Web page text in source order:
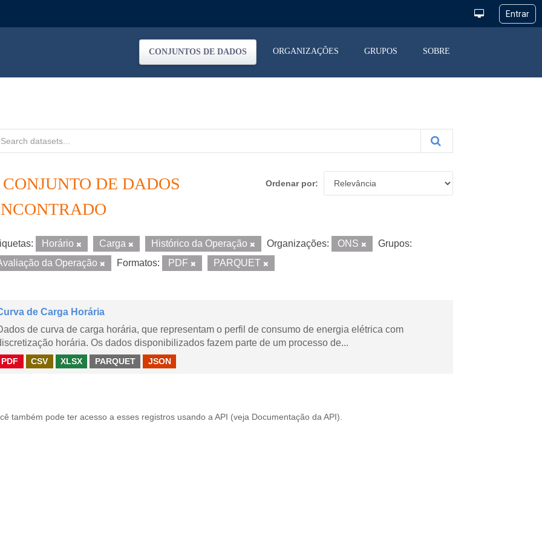
CONJUNTOS DE DADOS ORGANIZAÇÕES GRUPOS SOBRE
Ordenar por
CONJUNTO DE DADOS
Horário Carga Histórico da Operação Organizações: ONS
Grupos:
da Operação
Formatos: PDF PARQUET
de Carga Horária
de curva de carga horária, que representam o perfil de consumo de energia elétrica com
horária. Os dados disponibilizados fazem parte de um processo de...
PDF CSV XLSX PARQUET JSON
também pode ter acesso a esses registros usando a API (veja Documentação da API ).